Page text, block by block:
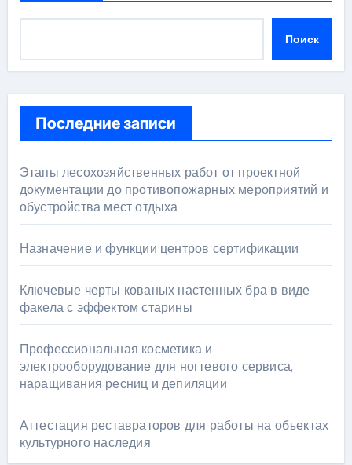
Поиск
Последние записи
Этапы лесохозяйственных работ от проектной
документации до противопожарных мероприятий и
обустройства мест отдыха
Назначение и функции центров сертификации
Ключевые черты кованых настенных бра в виде
факела с эффектом старины
Профессиональная косметика и
электрооборудование для ногтевого сервиса,
наращивания ресниц и депиляции
Аттестация реставраторов для работы на объектах
культурного наследия